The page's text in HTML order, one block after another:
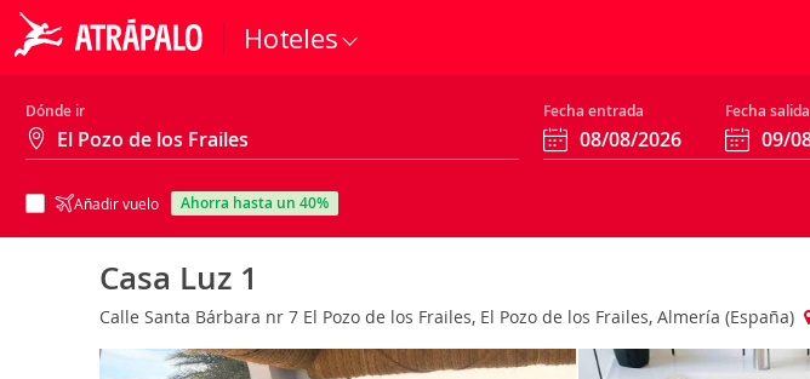
Hoteles
Dónde ir Fecha entrada Fecha salida
Añadir vuelo ahorra hasta un 40%
Casa Luz 1
Calle Santa Bárbara nr 7 El Pozo de los Frailes, El Pozo de los Frailes, Almería (España)